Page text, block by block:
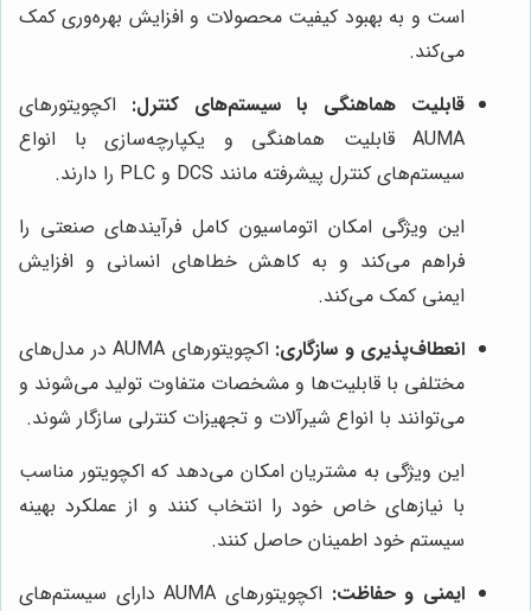
است و به بهبود کیفیت محصولات و افزایش بهره‌وری کمک
می‌کند.
قابلیت هماهنگی با سیستم‌های کنترل: اکچویتورهای
AUMA قابلیت هماهنگی و یکپارچه‌سازی با انواع
سیستم‌های کنترل پیشرفته مانند DCS و PLC را دارند.
این ویژگی امکان اتوماسیون کامل فرآیندهای صنعتی را
فراهم می‌کند و به کاهش خطاهای انسانی و افزایش
ایمنی کمک می‌کند.
انعطاف‌پذیری و سازگاری:
اکچویتورهای AUMA در مدل‌های
مختلفی با قابلیت‌ها و مشخصات متفاوت تولید می‌شوند و
می‌توانند با انواع شیرآلات و تجهیزات کنترلی سازگار شوند.
این ویژگی به مشتریان امکان می‌دهد که اکچویتور مناسب
با نیازهای خاص خود را انتخاب کنند و از عملکرد بهینه
سیستم خود اطمینان حاصل کنند.
ایمنی و حفاظت:
اکچویتورهای AUMA دارای سیستم‌های